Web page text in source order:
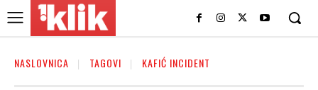
NASLOVNICA TAGOVI KAFIĆ INCIDENT